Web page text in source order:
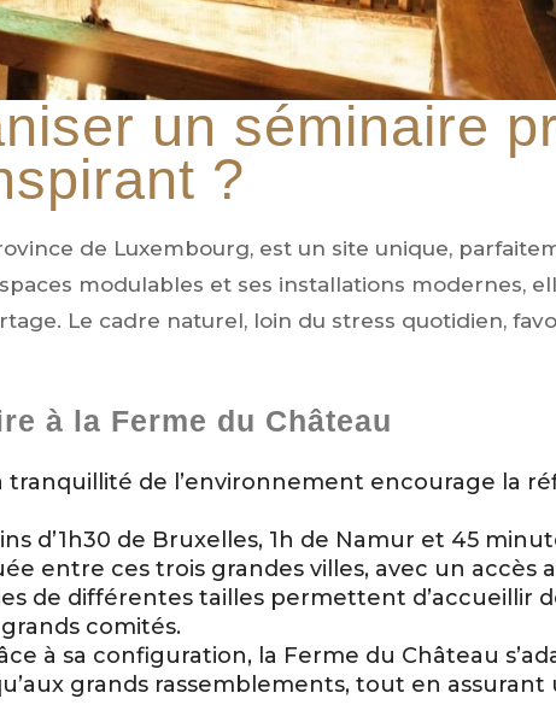
un séminaire
?
de Luxembourg, est un site unique,
modulables et ses installations modernes,
Le cadre naturel, loin du stress quotidien,
à la Ferme du Château
tranquillité de l’environnement encourage la
d’1h30 de Bruxelles, 1h de Namur et 45
entre ces trois grandes villes, avec un accès
de différentes tailles permettent d’accueillir
comités.
à sa configuration, la Ferme du Château
grands rassemblements, tout en